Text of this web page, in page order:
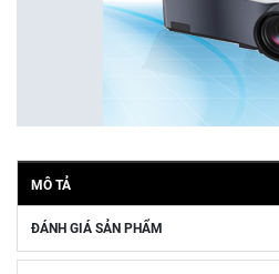
MÔ TẢ
ĐÁNH GIÁ SẢN PHẨM